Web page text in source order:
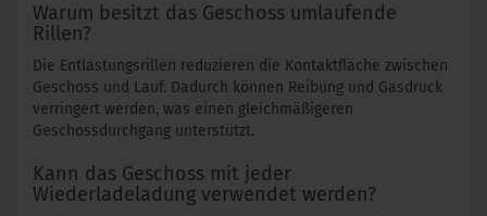
Warum besitzt das Geschoss umlaufende
Rillen?
Die Entlastungsrillen reduzieren die Kontaktfläche zwischen
Geschoss und Lauf. Dadurch können Reibung und Gasdruck
verringert werden, was einen gleichmäßigeren
Geschossdurchgang unterstützt.
Kann das Geschoss mit jeder
Wiederladeladung verwendet werden?